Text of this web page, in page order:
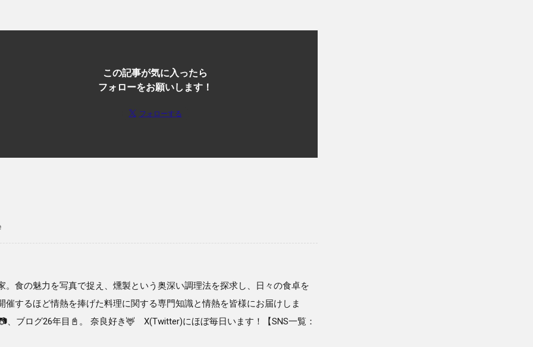
この記事が気に入ったら
フォローをお願いします！
フォローする
。食の魅力を写真で捉え、燻製という奥深い調理法を探求し、日々の食卓を
催するほど情熱を捧げた料理に関する専門知識と情熱を皆様にお届けしま
、ブログ26年目📓。 奈良好き🦌 X(Twitter)にほぼ毎日います！【SNS一覧：